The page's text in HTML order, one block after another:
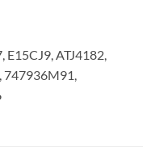
E15CJ9, ATJ4182,
747936M91,